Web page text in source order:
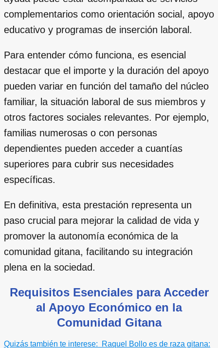
complementarios como orientación social, apoyo
educativo y programas de inserción laboral.
Para entender cómo funciona, es esencial
destacar que el importe y la duración del apoyo
pueden variar en función del tamaño del núcleo
familiar, la situación laboral de sus miembros y
otros factores sociales relevantes. Por ejemplo,
familias numerosas o con personas
dependientes pueden acceder a cuantías
superiores para cubrir sus necesidades
específicas.
En definitiva, esta prestación representa un
paso crucial para mejorar la calidad de vida y
promover la autonomía económica de la
comunidad gitana, facilitando su integración
plena en la sociedad.
Requisitos Esenciales para Acceder
al Apoyo Económico en la
Comunidad Gitana
Quizás también te interese:
Raquel Bollo es de raza gitana: